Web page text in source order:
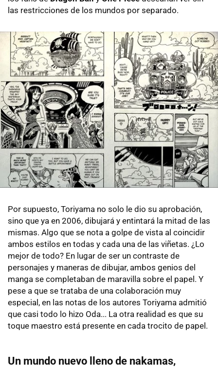
las restricciones de los mundos por separado.
Por supuesto, Toriyama no solo le dio su aprobación,
sino que ya en 2006, dibujará y entintará la mitad de las
mismas. Algo que se nota a golpe de vista al coincidir
ambos estilos en todas y cada una de las viñetas. ¿Lo
mejor de todo? En lugar de ser un contraste de
personajes y maneras de dibujar, ambos genios del
manga se completaban de maravilla sobre el papel. Y
pese a que se trataba de una colaboración muy
especial, en las notas de los autores Toriyama admitió
que casi todo lo hizo Oda... La otra realidad es que su
toque maestro está presente en cada trocito de papel.
Un mundo nuevo lleno de nakamas,